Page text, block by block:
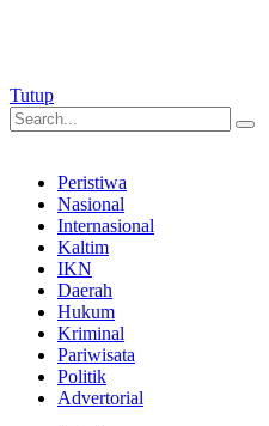
Tutup
Peristiwa
Nasional
Internasional
Kaltim
IKN
Daerah
Hukum
Kriminal
Pariwisata
Politik
Advertorial